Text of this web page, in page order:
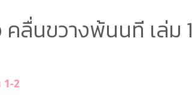
คลื่นขวางพ้นนที เล่ม
1-2